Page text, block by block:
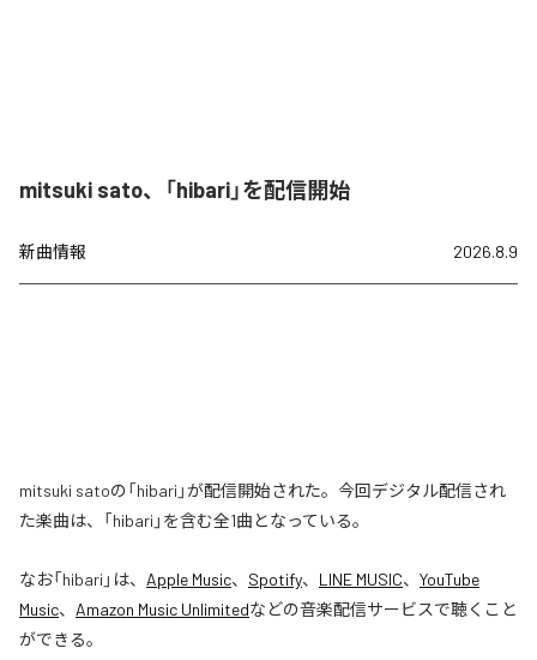
mitsuki sato、「hibari」を配信開始
新曲情報 2026.8.9
mitsuki satoの「hibari」が配信開始された。今回デジタル配信され
た楽曲は、「hibari」を含む全1曲となっている。
なお「hibari 」は、 Apple Music、 Spotify、 LINE MUSIC、 YouTube
Music、 Amazon Music Unlimitedなどの音楽配信サービスで聴くこと
ができる。